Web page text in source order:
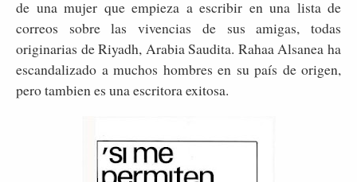
de una mujer que empieza a escribir en una lista de
correos sobre las vivencias de sus amigas, todas
originarias de Riyadh, Arabia Saudita. Rahaa Alsanea ha
escandalizado a muchos hombres en su país de origen,
pero tambien es una escritora exitosa.